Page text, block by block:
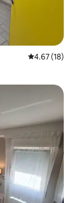
レビュー18
4.67 (18)